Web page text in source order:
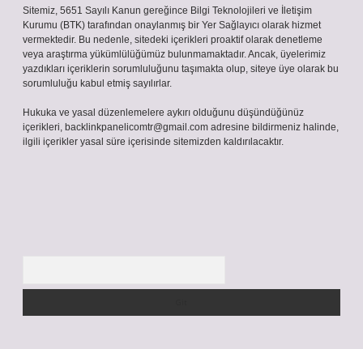
Sitemiz, 5651 Sayılı Kanun gereğince Bilgi Teknolojileri ve İletişim
Kurumu (BTK) tarafından onaylanmış bir Yer Sağlayıcı olarak hizmet
vermektedir. Bu nedenle, sitedeki içerikleri proaktif olarak denetleme
veya araştırma yükümlülüğümüz bulunmamaktadır. Ancak, üyelerimiz
yazdıkları içeriklerin sorumluluğunu taşımakta olup, siteye üye olarak bu
sorumluluğu kabul etmiş sayılırlar.
Hukuka ve yasal düzenlemelere aykırı olduğunu düşündüğünüz
içerikleri, backlinkpanelicomtr@gmail.com adresine bildirmeniz halinde,
ilgili içerikler yasal süre içerisinde sitemizden kaldırılacaktır.